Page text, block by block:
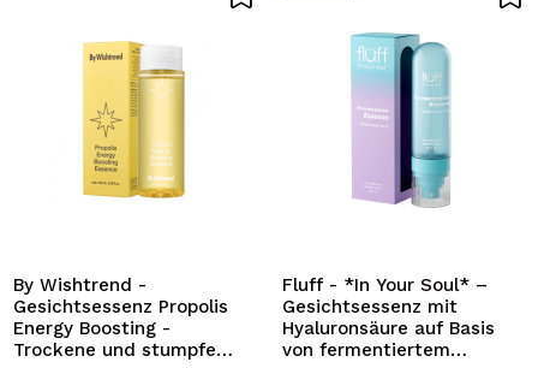
By Wishtrend -
Gesichtsessenz Propolis
Energy Boosting -
Trockene und stumpfe
Fluff - *In Your Soul* –
Gesichtsessenz mit
Hyaluronsäure auf Basis
von fermentiertem